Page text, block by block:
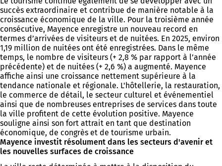
succès extraordinaire et contribue de manière notable à la
croissance économique de la ville. Pour la troisième année
consécutive, Mayence enregistre un nouveau record en
termes d’arrivées de visiteurs et de nuitées. En 2025, environ
1,19 million de nuitées ont été enregistrées. Dans le même
temps, le nombre de visiteurs (+ 2,8 % par rapport à l’année
précédente) et de nuitées (+ 2,6 %) a augmenté. Mayence
affiche ainsi une croissance nettement supérieure à la
tendance nationale et régionale. L'hôtellerie, la restauration,
le commerce de détail, le secteur culturel et événementiel
ainsi que de nombreuses entreprises de services dans toute
la ville profitent de cette évolution positive. Mayence
souligne ainsi son fort attrait en tant que destination
économique, de congrès et de tourisme urbain.
Mayence investit résolument dans les secteurs d'avenir et
les nouvelles surfaces de croissance